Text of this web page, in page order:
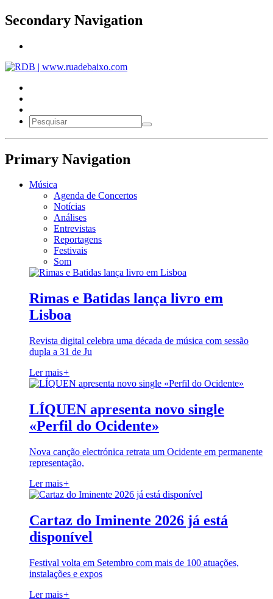
Secondary Navigation
Primary Navigation
Música
Agenda de Concertos
Notícias
Análises
Entrevistas
Reportagens
Festivais
Som
Rimas e Batidas lança livro em
Lisboa
Revista digital celebra uma década de música com sessão
dupla a 31 de Ju
Ler mais+
LÍQUEN apresenta novo single
«Perfil do Ocidente»
Nova canção electrónica retrata um Ocidente em permanente
representação,
Ler mais+
Cartaz do Iminente 2026 já está
disponível
Festival volta em Setembro com mais de 100 atuações,
instalações e expos
Ler mais+